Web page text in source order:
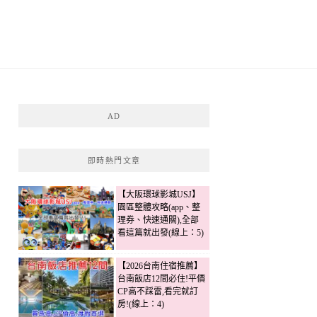
AD
即時熱門文章
【大阪環球影城USJ】
園區整體攻略(app、整
理券、快速通關),全部
看這篇就出發(線上：5)
【2026台南住宿推薦】
台南飯店12間必住!平價
CP高不踩雷,看完就訂
房!(線上：4)